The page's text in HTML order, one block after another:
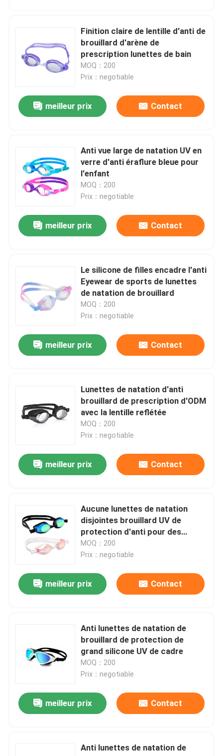
Au sujet de nous
Visite d'usine
Demandez une citation
Lunettes de verres de sûreté
lunettes de ski de neige
imperméabilisez le chapeau de bain
Lunettes tactiques militaires
lunettes de soleil polarisées de sport
Lunettes de sécurité industrielles
Finition claire de lentille d'anti de
brouillard d'arène de
prescription lunettes de bain
MOQ：200
Prix：negotiable
meilleur prix Contact
Anti vue large de natation UV en
verre d'anti éraflure bleue pour
l'enfant
MOQ：200
Prix：negotiable
meilleur prix Contact
Le silicone de filles encadre l'anti
Eyewear de sports de lunettes
de natation de brouillard
MOQ：200
Prix：negotiable
meilleur prix Contact
Lunettes de natation d'anti
brouillard de prescription d'ODM
avec la lentille reflétée
MOQ：200
Prix：negotiable
meilleur prix Contact
Aucune lunettes de natation
disjointes brouillard UV de
protection d'anti pour des
femmes des hommes
MOQ：200
Prix：negotiable
meilleur prix Contact
Anti lunettes de natation de
brouillard de protection de
grand silicone UV de cadre
MOQ：200
Prix：negotiable
meilleur prix Contact
Anti lunettes de natation de